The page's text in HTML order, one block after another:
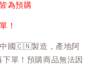
為預購
！
國🇨🇳製造，產地阿
單！預購商品無法因